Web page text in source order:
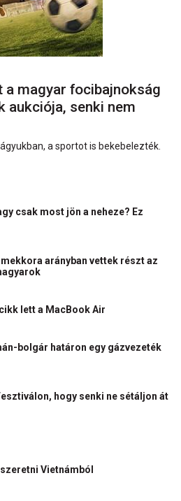
magyar focibajnokság
aukciója, senki nem
a sportot is bekebelezték.
csak most jön a neheze? Ez
arányban vettek részt az
lett a MacBook Air
bolgár határon egy gázvezeték
hogy senki ne sétáljon át
Vietnámból